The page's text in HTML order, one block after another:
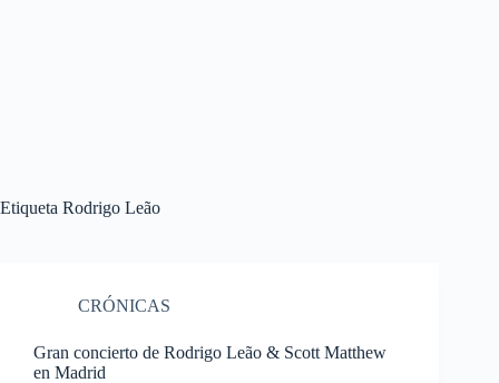
Etiqueta Rodrigo Leão
CRÓNICAS
Gran concierto de Rodrigo Leão & Scott Matthew
en Madrid